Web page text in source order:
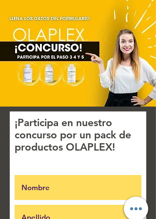
¡Participa en nuestro
concurso por un pack de
productos OLAPLEX!